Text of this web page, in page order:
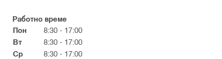
Работно време
Пон
8:30 - 17:00
Вт
8:30 - 17:00
Ср
8:30 - 17:00